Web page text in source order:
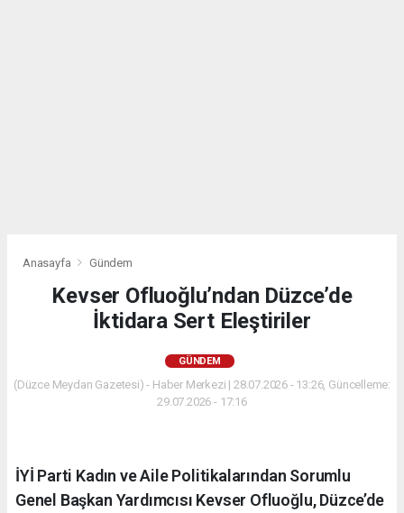
Anasayfa Gündem
Kevser Ofluoğlu’ndan Düzce’de
İktidara Sert Eleştiriler
GÜNDEM
(Düzce Meydan Gazetesi) - Haber Merkezi | 28.07.2026 - 13:26, Güncelleme:
29.07.2026 - 17:16
İYİ Parti Kadın ve Aile Politikalarından Sorumlu
Genel Başkan Yardımcısı Kevser Ofluoğlu, Düzce’de